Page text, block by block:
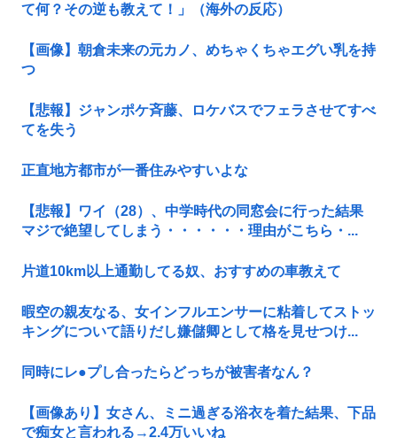
て何？その逆も教えて！」（海外の反応）
【画像】朝倉未来の元カノ、めちゃくちゃエグい乳を持
つ
【悲報】ジャンポケ斉藤、ロケバスでフェラさせてすべ
てを失う
正直地方都市が一番住みやすいよな
【悲報】ワイ（28）、中学時代の同窓会に行った結果
マジで絶望してしまう・・・・・・理由がこちら・...
片道10km以上通勤してる奴、おすすめの車教えて
暇空の親友なる、女インフルエンサーに粘着してストッ
キングについて語りだし嫌儲卿として格を見せつけ...
同時にレ●プし合ったらどっちが被害者なん？
【画像あり】女さん、ミニ過ぎる浴衣を着た結果、下品
で痴女と言われる→2.4万いいね